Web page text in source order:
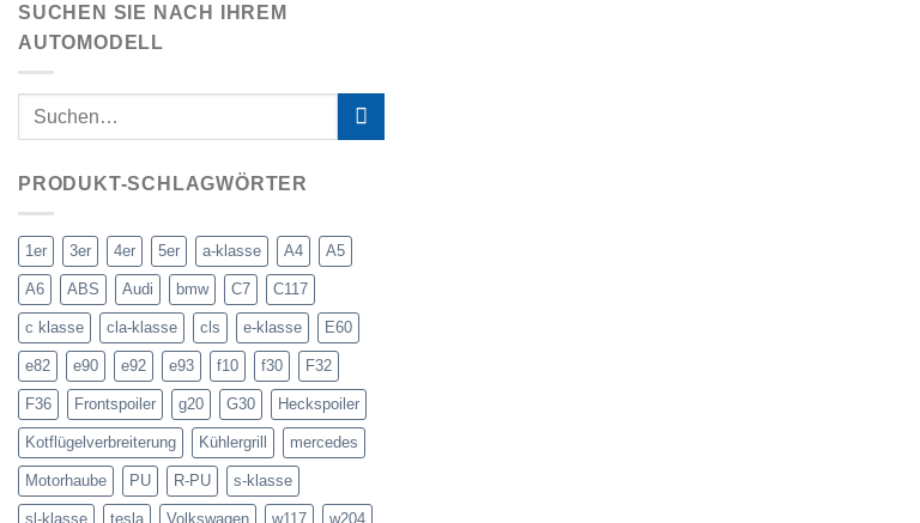
SUCHEN SIE NACH IHREM
AUTOMODELL
PRODUKT-SCHLAGWÖRTER
1er 3er 4er 5er a-klasse A4 A5
A6 ABS Audi bmw C7 C117
c klasse cla-klasse cls e-klasse E60
e82 e90 e92 e93 f10 f30 F32
F36 Frontspoiler g20 G30 Heckspoiler
Kotflügelverbreiterung Kühlergrill mercedes
Motorhaube PU R-PU s-klasse
sl-klasse tesla Volkswagen w117 w204